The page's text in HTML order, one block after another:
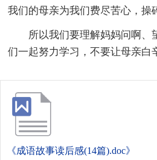
我们的母亲为我们费尽苦心，操
所以我们要理解妈妈问啊、
们一起努力学习，不要让母亲白
《成语故事读后感(14篇).doc》